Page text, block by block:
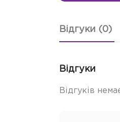
Відгуки (0)
Відгуки
Відгуків